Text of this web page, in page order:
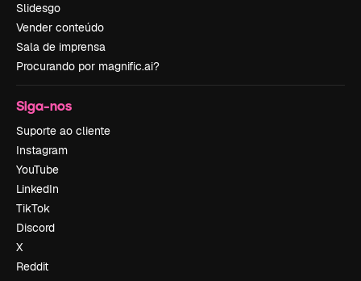
Slidesgo
Vender conteúdo
Sala de imprensa
Procurando por magnific.ai?
Siga-nos
Suporte ao cliente
Instagram
YouTube
LinkedIn
TikTok
Discord
X
Reddit